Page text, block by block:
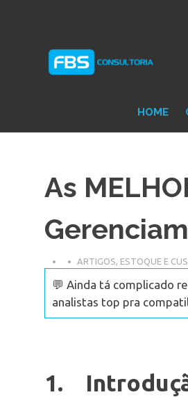
Protheus
TOTVS
HOME
As
ARTIGOS ESTOQUE E
💬 Ainda tá complicado
analistas top pra
1.